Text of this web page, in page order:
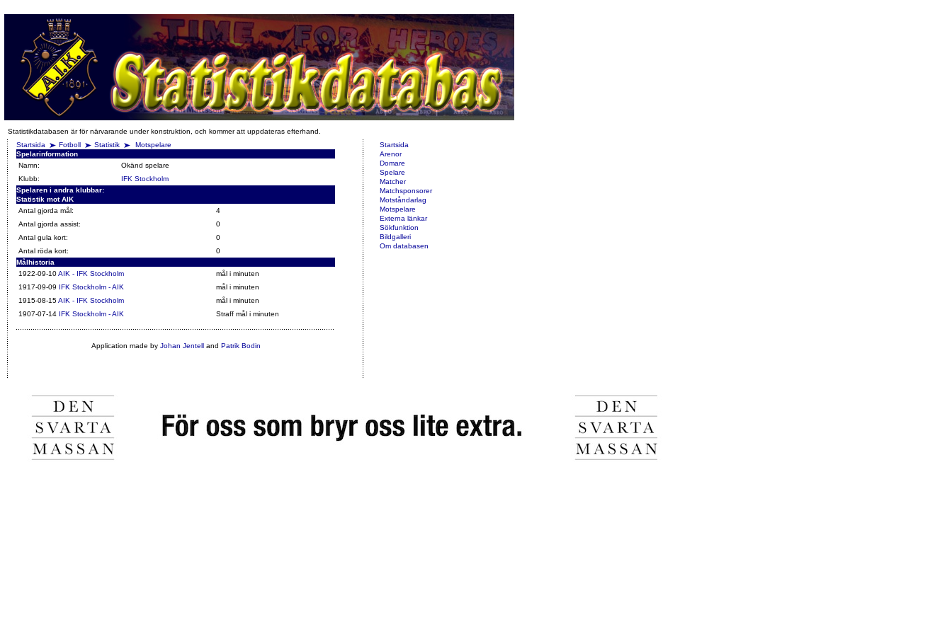
Statistikdatabasen är för närvarande under konstruktion, och kommer att uppdateras efterhand.
Startsida
Fotboll Statistik
Motspelare
Spelarinformation
Namn:
Okänd spelare
Klubb:
IFK Stockholm
Spelaren i andra klubbar:
Statistik mot AIK
Antal gjorda mål:
4
Antal gjorda assist:
0
Antal gula kort:
0
Antal röda kort:
0
Målhistoria
1922-09-10AIK - IFK Stockholm
mål i minuten
1917-09-09 IFK Stockholm - AIK
mål i minuten
1915-08-15AIK - IFK Stockholm
mål i minuten
1907-07-14 IFK Stockholm - AIK Straff mål i minuten
Application made by Johan Jentelland Patrik Bodin
Startsida
Arenor
Domare
Spelare
Matcher
Matchsponsorer
Motståndarlag
Motspelare
Externa länkar
Sökfunktion
Bildgalleri
Om databasen